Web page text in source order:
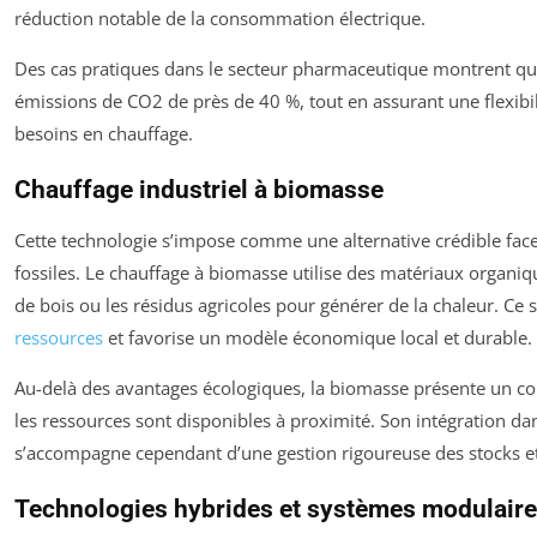
réduction notable de la consommation électrique.
Des cas pratiques dans le secteur pharmaceutique montrent
émissions de CO2 de près de 40 %, tout en assurant une
besoins en chauffage.
Chauffage industriel à biomasse
Cette technologie s’impose comme une alternative crédible
fossiles. Le chauffage à biomasse utilise des matériaux
de bois ou les résidus agricoles pour générer de la chaleur.
ressources et favorise un modèle économique local et durable.
Au-delà des avantages écologiques, la biomasse présente un
les ressources sont disponibles à proximité. Son intégration
s’accompagne cependant d’une gestion rigoureuse des
Technologies hybrides et systèmes